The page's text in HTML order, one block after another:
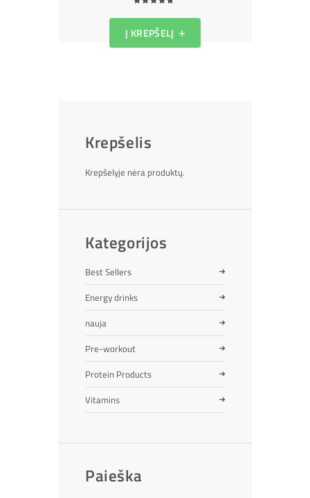
iš 5
Į KREPŠELĮ
Krepšelis
Krepšelyje nėra produktų.
Kategorijos
Best Sellers
Energy drinks
nauja
Pre-workout
Protein Products
Vitamins
Paieška